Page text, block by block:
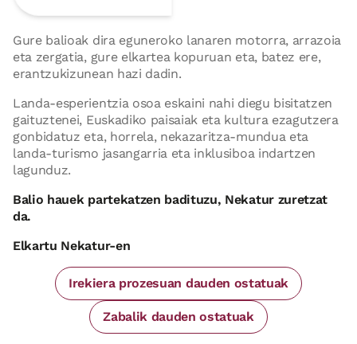
Gure balioak dira eguneroko lanaren motorra, arrazoia
eta zergatia, gure elkartea kopuruan eta, batez ere,
erantzukizunean hazi dadin.
Landa-esperientzia osoa eskaini nahi diegu bisitatzen
gaituztenei, Euskadiko paisaiak eta kultura ezagutzera
gonbidatuz eta, horrela, nekazaritza-mundua eta
landa-turismo jasangarria eta inklusiboa indartzen
lagunduz.
Balio hauek partekatzen badituzu, Nekatur zuretzat
da.
Elkartu Nekatur-en
Irekiera prozesuan dauden ostatuak
Zabalik dauden ostatuak